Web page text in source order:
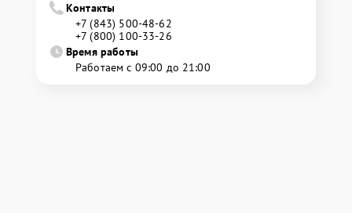
Контакты
+7 (843) 500-48-62
+7 (800) 100-33-26
Время работы
Работаем с 09:00 до 21:00